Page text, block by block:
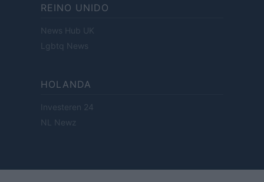
REINO UNIDO
News Hub UK
Lgbtq News
HOLANDA
Investeren 24
NL Newz